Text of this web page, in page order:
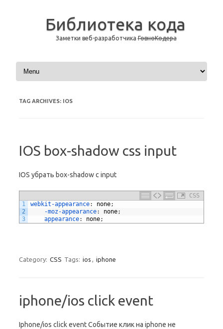
Библиотека кода
Заметки веб-разработчикаГовноКодера
Skip to content
TAG ARCHIVES: IOS
IOS box-shadow css input
IOS убрать box-shadow с input
CSS
1
2
3
webkit-appearance: none;
-moz-appearance: none;
appearance: none;
Category: CSS Tags: ios , iphone
iphone/ios click event
Iphone/ios click event Событие клик на iphone не